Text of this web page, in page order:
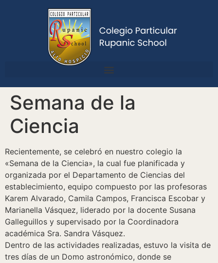
Semana de la
Ciencia
Recientemente, se celebró en nuestro colegio la
«Semana de la Ciencia», la cual fue planificada y
organizada por el Departamento de Ciencias del
establecimiento, equipo compuesto por las profesoras
Karem Alvarado, Camila Campos, Francisca Escobar y
Marianella Vásquez, liderado por la docente Susana
Galleguillos y supervisado por la Coordinadora
académica Sra. Sandra Vásquez.
Dentro de las actividades realizadas, estuvo la visita de
tres días de un Domo astronómico, donde se